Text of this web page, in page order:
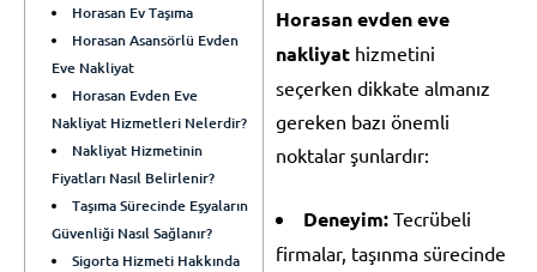
Horasan Ev Taşıma
Horasan Asansörlü Evden
Eve Nakliyat
Horasan Evden Eve
Nakliyat Hizmetleri Nelerdir?
Nakliyat Hizmetinin
Fiyatları Nasıl Belirlenir?
Taşıma Sürecinde Eşyaların
Güvenliği Nasıl Sağlanır?
Sigorta Hizmeti Hakkında
Horasan evden eve
nakliyat hizmetini
seçerken dikkate almanız
gereken bazı önemli
noktalar şunlardır:
Deneyim: Tecrübeli
firmalar, taşınma sürecinde